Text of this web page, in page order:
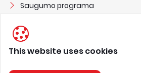
Saugumo programa
This website uses cookies